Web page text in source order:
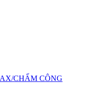
CHẤM CÔNG